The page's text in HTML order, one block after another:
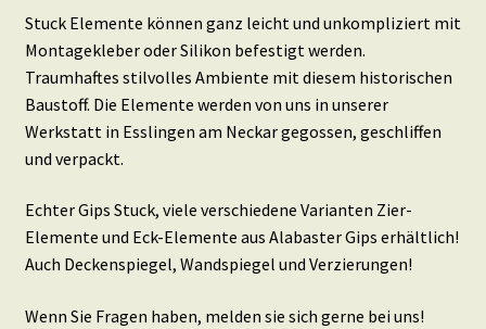
Stuck Elemente können ganz leicht und unkompliziert mit
Montagekleber oder Silikon befestigt werden.
Traumhaftes stilvolles Ambiente mit diesem historischen
Baustoff. Die Elemente werden von uns in unserer
Werkstatt in Esslingen am Neckar gegossen, geschliffen
und verpackt.
Echter Gips Stuck, viele verschiedene Varianten Zier-
Elemente und Eck-Elemente aus Alabaster Gips erhältlich!
Auch Deckenspiegel, Wandspiegel und Verzierungen!
Wenn Sie Fragen haben, melden sie sich gerne bei uns!